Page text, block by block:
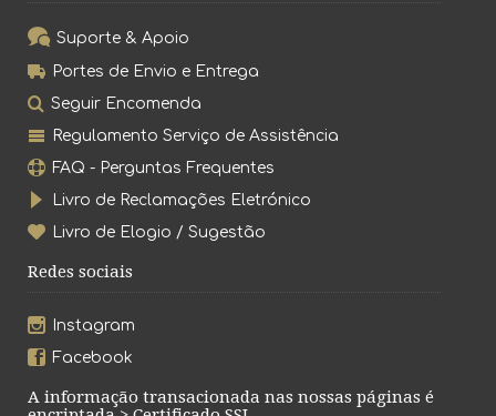
Suporte & Apoio
Portes de Envio e Entrega
Seguir Encomenda
Regulamento Serviço de Assistência
FAQ - Perguntas Frequentes
Livro de Reclamações Eletrónico
Livro de Elogio / Sugestão
Redes sociais
Instagram
Facebook
A informação transacionada nas nossas páginas é